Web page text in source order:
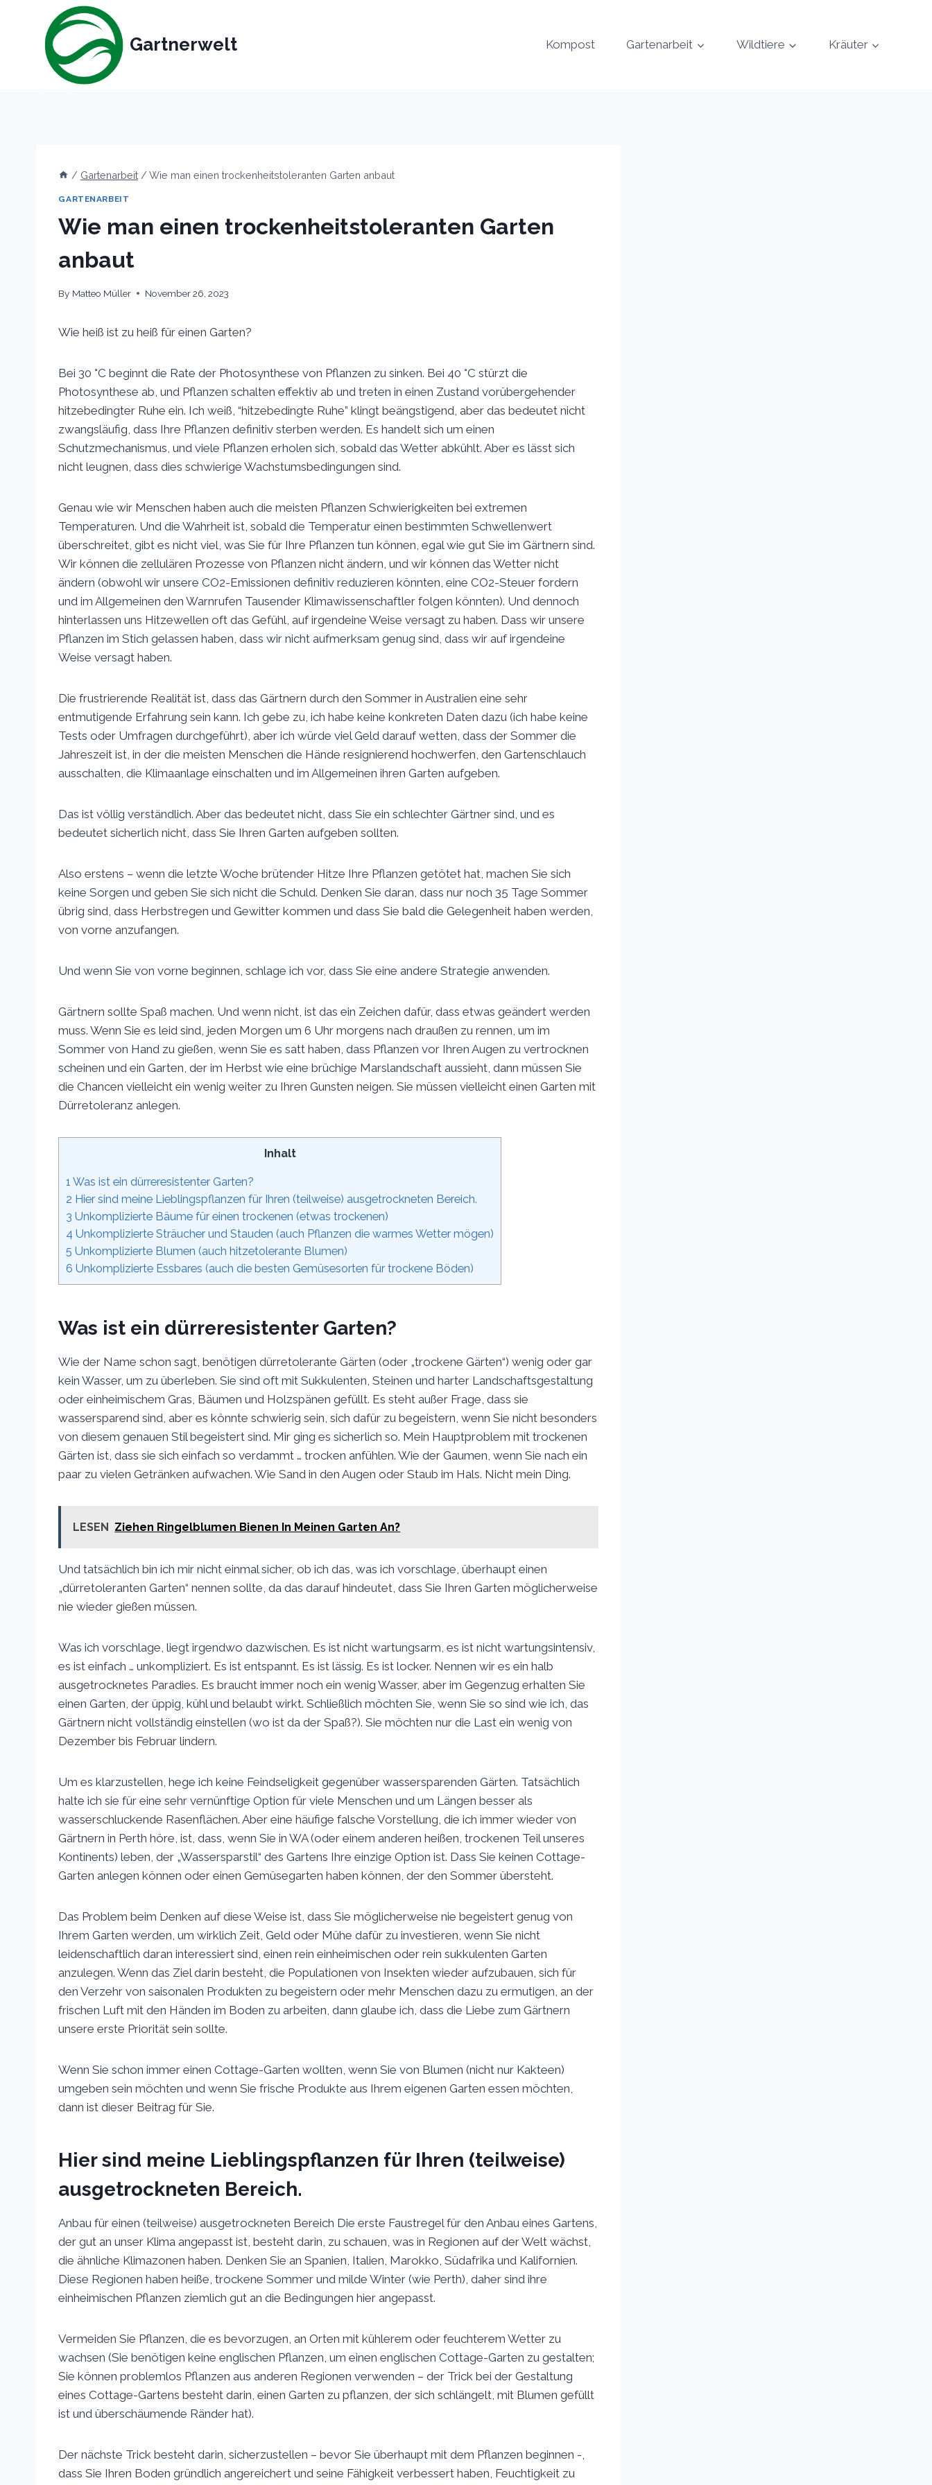
Gartnerwelt Kompost Gartenarbeit Wildtiere Kräuter
/ Gartenarbeit / Wie man einen trockenheitstoleranten Garten anbaut
GARTENARBEIT
Wie man einen trockenheitstoleranten Garten
anbaut
By Matteo Müller November 26, 2023
Wie heiß ist zu heiß für einen Garten?
Bei 30 °C beginnt die Rate der Photosynthese von Pflanzen zu sinken. Bei 40 °C stürzt die
Photosynthese ab, und Pflanzen schalten effektiv ab und treten in einen Zustand vorübergehender
hitzebedingter Ruhe ein. Ich weiß, “hitzebedingte Ruhe” klingt beängstigend, aber das bedeutet nicht
zwangsläufig, dass Ihre Pflanzen definitiv sterben werden. Es handelt sich um einen
Schutzmechanismus, und viele Pflanzen erholen sich, sobald das Wetter abkühlt. Aber es lässt sich
nicht leugnen, dass dies schwierige Wachstumsbedingungen sind.
Genau wie wir Menschen haben auch die meisten Pflanzen Schwierigkeiten bei extremen
Temperaturen. Und die Wahrheit ist, sobald die Temperatur einen bestimmten Schwellenwert
überschreitet, gibt es nicht viel, was Sie für Ihre Pflanzen tun können, egal wie gut Sie im Gärtnern sind.
Wir können die zellulären Prozesse von Pflanzen nicht ändern, und wir können das Wetter nicht
ändern (obwohl wir unsere CO2-Emissionen definitiv reduzieren könnten, eine CO2-Steuer fordern
und im Allgemeinen den Warnrufen Tausender Klimawissenschaftler folgen könnten). Und dennoch
hinterlassen uns Hitzewellen oft das Gefühl, auf irgendeine Weise versagt zu haben. Dass wir unsere
Pflanzen im Stich gelassen haben, dass wir nicht aufmerksam genug sind, dass wir auf irgendeine
Weise versagt haben.
Die frustrierende Realität ist, dass das Gärtnern durch den Sommer in Australien eine sehr
entmutigende Erfahrung sein kann. Ich gebe zu, ich habe keine konkreten Daten dazu (ich habe keine
Tests oder Umfragen durchgeführt), aber ich würde viel Geld darauf wetten, dass der Sommer die
Jahreszeit ist, in der die meisten Menschen die Hände resignierend hochwerfen, den Gartenschlauch
ausschalten, die Klimaanlage einschalten und im Allgemeinen ihren Garten aufgeben.
Das ist völlig verständlich. Aber das bedeutet nicht, dass Sie ein schlechter Gärtner sind, und es
bedeutet sicherlich nicht, dass Sie Ihren Garten aufgeben sollten.
Also erstens – wenn die letzte Woche brütender Hitze Ihre Pflanzen getötet hat, machen Sie sich
keine Sorgen und geben Sie sich nicht die Schuld. Denken Sie daran, dass nur noch 35 Tage Sommer
übrig sind, dass Herbstregen und Gewitter kommen und dass Sie bald die Gelegenheit haben werden,
von vorne anzufangen.
Und wenn Sie von vorne beginnen, schlage ich vor, dass Sie eine andere Strategie anwenden.
Gärtnern sollte Spaß machen. Und wenn nicht, ist das ein Zeichen dafür, dass etwas geändert werden
muss. Wenn Sie es leid sind, jeden Morgen um 6 Uhr morgens nach draußen zu rennen, um im
Sommer von Hand zu gießen, wenn Sie es satt haben, dass Pflanzen vor Ihren Augen zu vertrocknen
scheinen und ein Garten, der im Herbst wie eine brüchige Marslandschaft aussieht, dann müssen Sie
die Chancen vielleicht ein wenig weiter zu Ihren Gunsten neigen. Sie müssen vielleicht einen Garten mit
Dürretoleranz anlegen.
Inhalt
1 Was ist ein dürreresistenter Garten?
2 Hier sind meine Lieblingspflanzen für Ihren (teilweise) ausgetrockneten Bereich.
3 Unkomplizierte Bäume für einen trockenen (etwas trockenen)
4 Unkomplizierte Sträucher und Stauden (auch Pflanzen die warmes Wetter mögen)
5 Unkomplizierte Blumen (auch hitzetolerante Blumen)
6 Unkomplizierte Essbares (auch die besten Gemüsesorten für trockene Böden)
Was ist ein dürreresistenter Garten?
Wie der Name schon sagt, benötigen dürretolerante Gärten (oder „trockene Gärten“) wenig oder gar
kein Wasser, um zu überleben. Sie sind oft mit Sukkulenten, Steinen und harter Landschaftsgestaltung
oder einheimischem Gras, Bäumen und Holzspänen gefüllt. Es steht außer Frage, dass sie
wassersparend sind, aber es könnte schwierig sein, sich dafür zu begeistern, wenn Sie nicht besonders
von diesem genauen Stil begeistert sind. Mir ging es sicherlich so. Mein Hauptproblem mit trockenen
Gärten ist, dass sie sich einfach so verdammt … trocken anfühlen. Wie der Gaumen, wenn Sie nach ein
paar zu vielen Getränken aufwachen. Wie Sand in den Augen oder Staub im Hals. Nicht mein Ding.
LESEN Ziehen Ringelblumen Bienen In Meinen Garten An?
Und tatsächlich bin ich mir nicht einmal sicher, ob ich das, was ich vorschlage, überhaupt einen
„dürretoleranten Garten“ nennen sollte, da das darauf hindeutet, dass Sie Ihren Garten möglicherweise
nie wieder gießen müssen.
Was ich vorschlage, liegt irgendwo dazwischen. Es ist nicht wartungsarm, es ist nicht wartungsintensiv,
es ist einfach … unkompliziert. Es ist entspannt. Es ist lässig. Es ist locker. Nennen wir es ein halb
ausgetrocknetes Paradies. Es braucht immer noch ein wenig Wasser, aber im Gegenzug erhalten Sie
einen Garten, der üppig, kühl und belaubt wirkt. Schließlich möchten Sie, wenn Sie so sind wie ich, das
Gärtnern nicht vollständig einstellen (wo ist da der Spaß?). Sie möchten nur die Last ein wenig von
Dezember bis Februar lindern.
Um es klarzustellen, hege ich keine Feindseligkeit gegenüber wassersparenden Gärten. Tatsächlich
halte ich sie für eine sehr vernünftige Option für viele Menschen und um Längen besser als
wasserschluckende Rasenflächen. Aber eine häufige falsche Vorstellung, die ich immer wieder von
Gärtnern in Perth höre, ist, dass, wenn Sie in WA (oder einem anderen heißen, trockenen Teil unseres
Kontinents) leben, der „Wassersparstil“ des Gartens Ihre einzige Option ist. Dass Sie keinen Cottage-
Garten anlegen können oder einen Gemüsegarten haben können, der den Sommer übersteht.
Das Problem beim Denken auf diese Weise ist, dass Sie möglicherweise nie begeistert genug von
Ihrem Garten werden, um wirklich Zeit, Geld oder Mühe dafür zu investieren, wenn Sie nicht
leidenschaftlich daran interessiert sind, einen rein einheimischen oder rein sukkulenten Garten
anzulegen. Wenn das Ziel darin besteht, die Populationen von Insekten wieder aufzubauen, sich für
den Verzehr von saisonalen Produkten zu begeistern oder mehr Menschen dazu zu ermutigen, an der
frischen Luft mit den Händen im Boden zu arbeiten, dann glaube ich, dass die Liebe zum Gärtnern
unsere erste Priorität sein sollte.
Wenn Sie schon immer einen Cottage-Garten wollten, wenn Sie von Blumen (nicht nur Kakteen)
umgeben sein möchten und wenn Sie frische Produkte aus Ihrem eigenen Garten essen möchten,
dann ist dieser Beitrag für Sie.
Hier sind meine Lieblingspflanzen für Ihren (teilweise)
ausgetrockneten Bereich.
Anbau für einen (teilweise) ausgetrockneten Bereich Die erste Faustregel für den Anbau eines Gartens,
der gut an unser Klima angepasst ist, besteht darin, zu schauen, was in Regionen auf der Welt wächst,
die ähnliche Klimazonen haben. Denken Sie an Spanien, Italien, Marokko, Südafrika und Kalifornien.
Diese Regionen haben heiße, trockene Sommer und milde Winter (wie Perth), daher sind ihre
einheimischen Pflanzen ziemlich gut an die Bedingungen hier angepasst.
Vermeiden Sie Pflanzen, die es bevorzugen, an Orten mit kühlerem oder feuchterem Wetter zu
wachsen (Sie benötigen keine englischen Pflanzen, um einen englischen Cottage-Garten zu gestalten;
Sie können problemlos Pflanzen aus anderen Regionen verwenden – der Trick bei der Gestaltung
eines Cottage-Gartens besteht darin, einen Garten zu pflanzen, der sich schlängelt, mit Blumen gefüllt
ist und überschäumende Ränder hat).
Der nächste Trick besteht darin, sicherzustellen – bevor Sie überhaupt mit dem Pflanzen beginnen -,
dass Sie Ihren Boden gründlich angereichert und seine Fähigkeit verbessert haben, Feuchtigkeit zu